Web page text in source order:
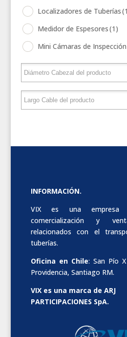
Localizadores de Tuberías
Medidor de Espesores(1)
Mini Cámaras de Inspección
INFORMACIÓN.
VIX es una empresa
comercialización y
relacionados con el
tuberías.
Oficina en Chile: San Pío
Providencia, Santiago RM.
VIX es una marca de ARJ
PARTICIPACIONES SpA.